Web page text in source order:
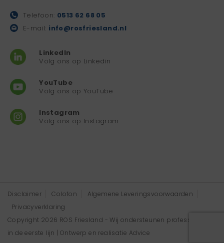
Telefoon: 0513 62 68 05
E-mail: info@rosfriesland.nl
LinkedIn
Volg ons op Linkedin
YouTube
Volg ons op YouTube
Instagram
Volg ons op Instagram
Disclaimer Colofon
Algemene Leveringsvoorwaarden
Privacyverklaring
Copyright 2026 ROS Friesland - Wij ondersteunen professionals
in de eerste lijn | Ontwerp en realisatie Advice